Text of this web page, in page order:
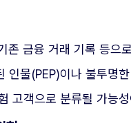
존 금융 거래 기록 등으
인물(PEP)이나 불투명
고객으로 분류될 가능